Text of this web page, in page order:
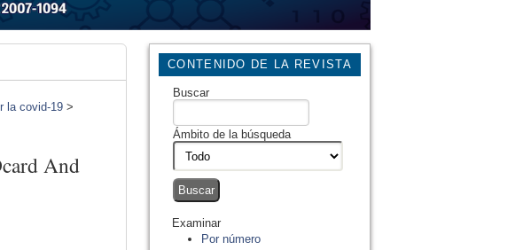
CONTENIDO DE LA REVISTA
Buscar
Ámbito de la búsqueda
Examinar
Por número
la covid-19 >
And